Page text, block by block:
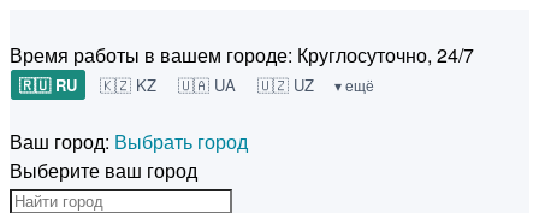
Время работы в вашем городе: Круглосуточно, 24/7
🇷🇺 RU 🇰🇿 KZ 🇺🇦 UA 🇺🇿 UZ ▾ ещё
Ваш город: Выбрать город
Выберите ваш город